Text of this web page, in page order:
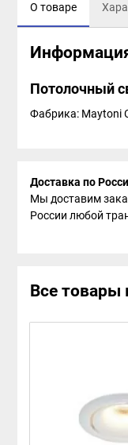
О товаре
Потолочный
Фабрика: Maytoni
Доставка по
Мы доставим
России любой
Все товары